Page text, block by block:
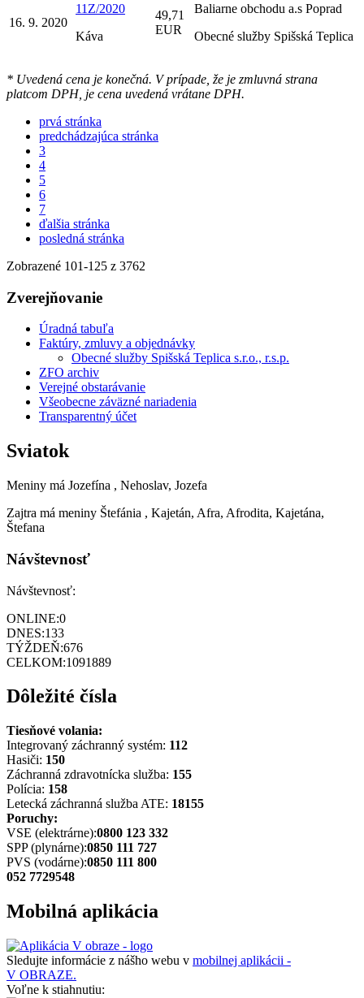
16. 9. 2020
11Z/2020
Káva
49,71
EUR
Baliarne obchodu a.s Poprad
Obecné služby Spišská Teplica
* Uvedená cena je konečná. V prípade, že je zmluvná strana
platcom DPH, je cena uvedená vrátane DPH.
prvá stránka
predchádzajúca stránka
3
4
5
6
7
ďalšia stránka
posledná stránka
Zobrazené 101-125 z 3762
Zverejňovanie
Úradná tabuľa
Faktúry, zmluvy a objednávky
Obecné služby Spišská Teplica s.r.o., r.s.p.
ZFO archiv
Verejné obstarávanie
Všeobecne záväzné nariadenia
Transparentný účet
Sviatok
Meniny má Jozefína , Nehoslav, Jozefa
Zajtra má meniny Štefánia , Kajetán, Afra, Afrodita, Kajetána,
Štefana
Návštevnosť
Návštevnosť:
ONLINE:0
DNES:133
TÝŽDEŇ:676
CELKOM:1091889
Dôležité čísla
Tiesňové volania:
Integrovaný záchranný systém: 112
Hasiči: 150
Záchranná zdravotnícka služba: 155
Polícia: 158
Letecká záchranná služba ATE: 18155
Poruchy:
VSE (elektrárne):0800 123 332
SPP (plynárne):0850 111 727
PVS (vodárne):0850 111 800
052 7729548
Mobilná aplikácia
Sledujte informácie z nášho webu v mobilnej aplikácii -
V OBRAZE.
Voľne k stiahnutiu: